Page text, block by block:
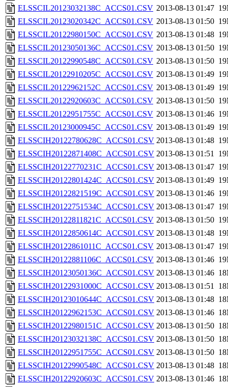
ELSSCIL20123032138C_ACCS01.CSV 2013-08-13 01:47
ELSSCIL20123020342C_ACCS01.CSV 2013-08-13 01:50
ELSSCIL20122980150C_ACCS01.CSV 2013-08-13 01:48
ELSSCIL20123050136C_ACCS01.CSV 2013-08-13 01:50
ELSSCIL20122990548C_ACCS01.CSV 2013-08-13 01:50
ELSSCIL20122910205C_ACCS01.CSV 2013-08-13 01:49
ELSSCIL20122962152C_ACCS01.CSV 2013-08-13 01:49
ELSSCIL20122920603C_ACCS01.CSV 2013-08-13 01:50
ELSSCIL20122951755C_ACCS01.CSV 2013-08-13 01:46
ELSSCIL20123000945C_ACCS01.CSV 2013-08-13 01:49
ELSSCIH20122780628C_ACCS01.CSV 2013-08-13 01:48
ELSSCIH20122871408C_ACCS01.CSV 2013-08-13 01:51
ELSSCIH20122770231C_ACCS01.CSV 2013-08-13 01:47
ELSSCIH20122801424C_ACCS01.CSV 2013-08-13 01:49
ELSSCIH20122821519C_ACCS01.CSV 2013-08-13 01:46
ELSSCIH20122751534C_ACCS01.CSV 2013-08-13 01:47
ELSSCIH20122811821C_ACCS01.CSV 2013-08-13 01:50
ELSSCIH20122850614C_ACCS01.CSV 2013-08-13 01:48
ELSSCIH20122861011C_ACCS01.CSV 2013-08-13 01:47
ELSSCIH20122881106C_ACCS01.CSV 2013-08-13 01:46
ELSSCIH20123050136C_ACCS01.CSV 2013-08-13 01:46
ELSSCIH20122931000C_ACCS01.CSV 2013-08-13 01:51
ELSSCIH20123010644C_ACCS01.CSV 2013-08-13 01:48
ELSSCIH20122962153C_ACCS01.CSV 2013-08-13 01:46
ELSSCIH20122980151C_ACCS01.CSV 2013-08-13 01:50
ELSSCIH20123032138C_ACCS01.CSV 2013-08-13 01:50
ELSSCIH20122951755C_ACCS01.CSV 2013-08-13 01:50
ELSSCIH20122990548C_ACCS01.CSV 2013-08-13 01:48
ELSSCIH20122920603C_ACCS01.CSV 2013-08-13 01:46